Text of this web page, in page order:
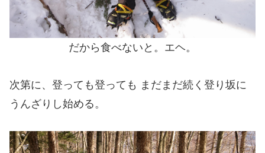
だから食べないと。エヘ。
次第に、登っても登っても まだまだ続く登り坂に
うんざりし始める。